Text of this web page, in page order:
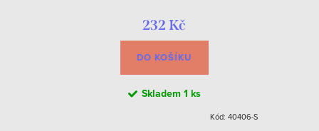
232 Kč
DO KOŠÍKU
Skladem 1 ks
Kód: 40406-S